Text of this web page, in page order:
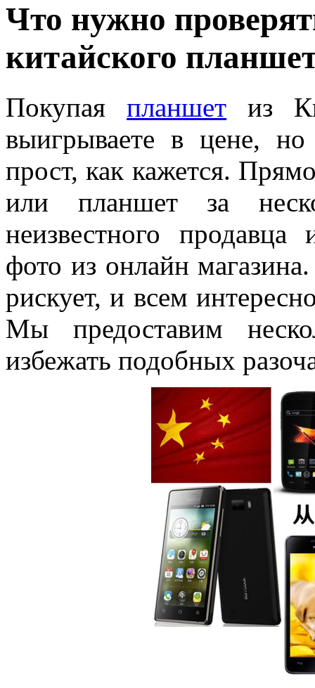
Что нужно
китайского
Покупаяпланшет из
выигрываете в цене,
прост, как кажется.
или планшет за
неизвестного
фото из онлайн
рискует, и всем
Мы предоставим
избежать подобных